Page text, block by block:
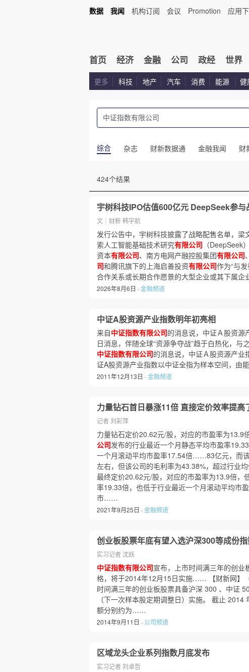
数据 我闻 机构订阅 会议 Promotion 应用
首页 经济 金融 公司 政经 世界
更多 科技 地产 汽车 消费 能源 健
综合 杂志 财新数据通 金融我闻 财
424个结果
宇树科技IPO估值600亿元 DeepSeek参与
文｜财新 韩宇航
发行公告中，宇树科技披露了战略配售名单，梁
索人工智能基础技术研究有限公司 （DeepSeek
资本有限公司、南方电网产融控股集团有限公司
司和腾讯旗下的上海启善投资有限公司作为“与
合作关系或长期合作愿景的大型企业或其下属
2026年8月6日 ·金融频道
中证A股资源产业指数明年初亮相
来自中证指数有限公司的消息说，中证Ａ股资
日消息，伴随全球“资源争夺战”趋于白热化，
中证指数有限公司的消息说，中证Ａ股资源产
证A股资源产业指数以中证全指为样本空间，
2011年12月13日 ·金融频道
力量钻石首日暴涨11倍 直接定价效率提高
记者 刘彩萍
力量钻石定价20.62元/股，对应的市盈率为13.9
公司发布的行业最近一个月静态平均市盈率
一个月滚动平均市盈率17.54倍……83亿元，而
左右，但该公司的毛利率为43.38%，超过行业
最终定价20.62元/股，对应的市盈率为13.9倍，
率19.33倍，也低于行业最近一个月滚动平均市
市……
2021年9月25日 ·金融频道
创业板股票年底有望入选沪深300等成份
实习记者 沈跃
中证指数有限公司宣布，上市时间满三年的创
格，将于2014年12月15日实施…… 【财新网】
时间满三年的创业板股票具备沪深 300 、中证
（下一次样本股定期调整日）实施。 截止
额分别约为……
2014年9月11日 · 公司频道
区域龙头企业系列指数月底发布
实习记者 刘卓哲